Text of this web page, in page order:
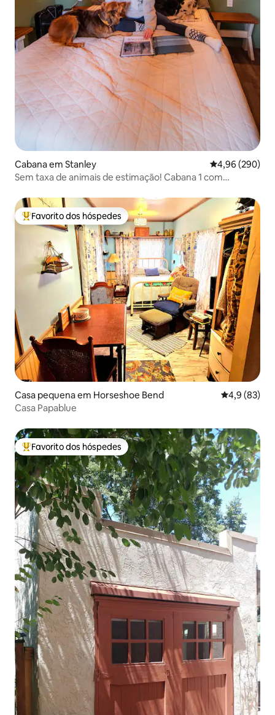
Cabana em Stanley Classificação
4,96 (290)
Sem taxa de animais de estimação! Cabana 1 com
Favoritos dos hóspedes mais apreciados
Favorito dos hóspedes
Casa pequena em Horseshoe Bend
4,9 (83)
Casa Papablue
Favoritos dos hóspedes mais apreciados
Favorito dos hóspedes